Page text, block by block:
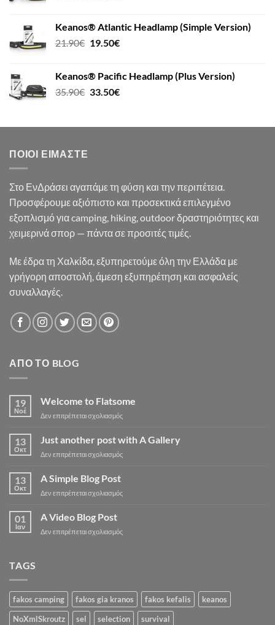
Keanos® Atlantic Headlamp (Simple Version)
21.90€ 19.50€
Keanos® Pacific Headlamp (Plus Version)
35.90€ 33.50€
ΠΟΙΟΙ ΕΊΜΑΣΤΕ
Στο ΕνΔράσει αγαπάμε τη φύση και την περιπέτεια.
Προσφέρουμε αξιόπιστο και προσεκτικά επιλεγμένο
εξοπλισμό για camping, hiking, outdoor δραστηριότητες και
χειμερινά σπορ — πάντα σε προσιτές τιμές.
Με έδρα τη Χαλκίδα, εξυπηρετούμε όλη την Ελλάδα με
γρήγορη αποστολή, άμεση εξυπηρέτηση και ασφαλείς
συναλλαγές.
ΑΠΌ ΤΟ BLOG
19
Νοέ
Welcome to Flatsome
Δεν επιτρέπεται σχολιασμός
13
Οκτ
Just another post with A Gallery
Δεν επιτρέπεται σχολιασμός
13
Οκτ
A Simple Blog Post
Δεν επιτρέπεται σχολιασμός
01
Ιαν
A Video Blog Post
Δεν επιτρέπεται σχολιασμός
TAGS
fakos camping fakos gia kranos fakos kefalis
keanos
NoXmlSkroutz
sel selection survival